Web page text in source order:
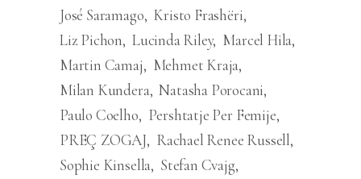
José Saramago Kristo Frashëri
Liz Pichon Lucinda Riley Marcel Hila
Martin Camaj
Mehmet Kraja
Milan Kundera Natasha Porocani
Paulo Coelho
Pershtatje Per Femije
PREÇ ZOGAJ
Rachael Renee Russell
Sophie Kinsella Stefan Cvajg